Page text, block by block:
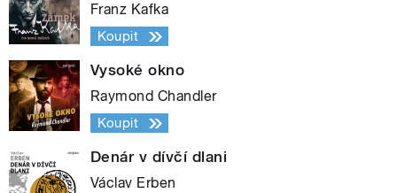
Franz Kafka
Koupit
Vysoké okno
Raymond Chandler
Koupit
Denár v dívčí dlani
Václav Erben